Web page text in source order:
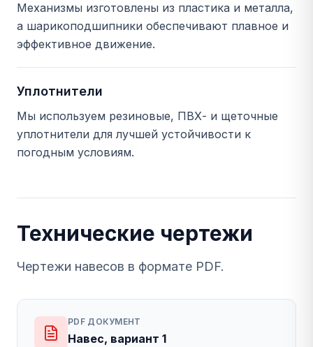
Механизмы изготовлены из пластика и металла,
а шарикоподшипники обеспечивают плавное и
эффективное движение.
Уплотнители
Мы используем резиновые, ПВХ- и щеточные
уплотнители для лучшей устойчивости к
погодным условиям.
Технические чертежи
Чертежи навесов в формате PDF.
PDF ДОКУМЕНТ
Навес, вариант 1